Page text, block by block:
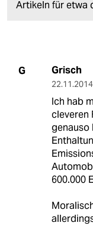
Artikeln für etwa
G Grisch
22.11.2014
Ich hab
cleveren
genauso
600.000